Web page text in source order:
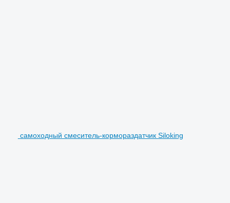
самоходный смеситель-кормораздатчик Siloking